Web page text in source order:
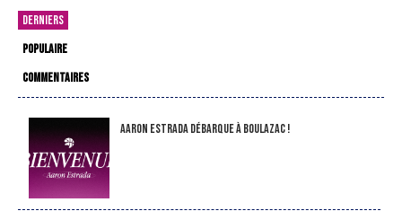
DERNIERS
POPULAIRE
COMMENTAIRES
Aaron Estrada débarque à Boulazac !